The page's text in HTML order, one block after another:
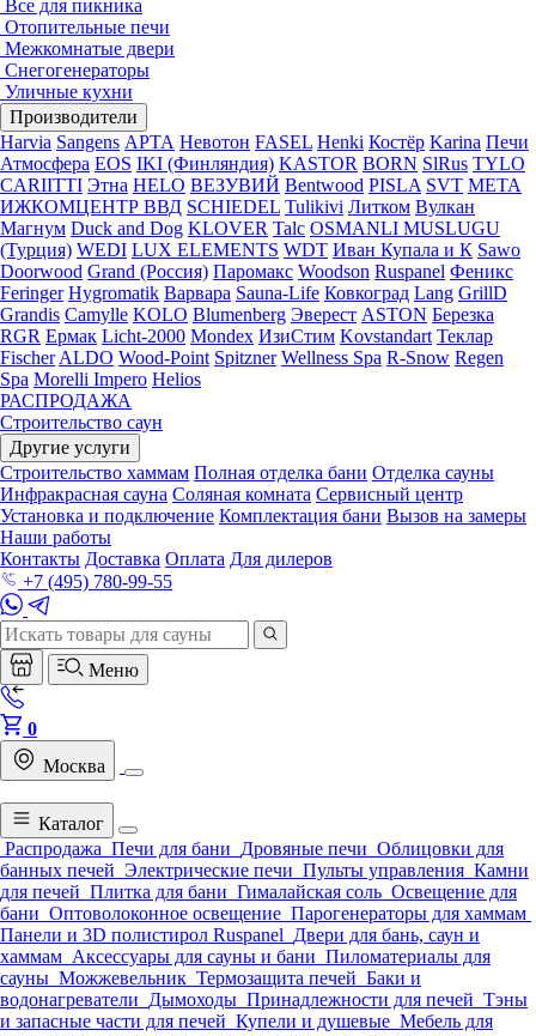
Все для пикника
Отопительные печи
Межкомнатые двери
Снегогенераторы
Уличные кухни
Производители
Harvia Sangens АРТА Невотон FASEL Henki Костёр Karina Печи
Атмосфера EOS IKI (Финляндия) KASTOR BORN SlRus TYLO
CARIITTI Этна HELO ВЕЗУВИЙ Bentwood PISLA SVT МЕТА
ИЖКОМЦЕНТР ВВД SCHIEDEL Tulikivi Литком Вулкан
Магнум Duck and Dog KLOVER Talc OSMANLI MUSLUGU
(Турция) WEDI LUX ELEMENTS WDT Иван Купала и К Sawo
Doorwood Grand (Россия) Паромакс Woodson Ruspanel Феникс
Feringer Hygromatik Варвара Sauna-Life Ковкоград Lang GrillD
Grandis Camylle KOLO Blumenberg Эверест ASTON Березка
RGR Ермак Licht-2000 Mondex ИзиСтим Kovstandart Теклар
Fischer ALDO Wood-Point Spitzner Wellness Spa R-Snow Regen
Spa Morelli Impero Helios
РАСПРОДАЖА
Строительство саун
Другие услуги
Строительство хаммам Полная отделка бани Отделка сауны
Инфракрасная сауна Соляная комната Сервисный центр
Установка и подключение Комплектация бани Вызов на замеры
Наши работы
Контакты Доставка Оплата Для дилеров
+7 (495) 780-99-55
Меню
0
Москва
Каталог
Распродажа Печи для бани Дровяные печи Облицовки для
банных печей Электрические печи Пульты управления Камни
для печей Плитка для бани Гималайская соль Освещение для
бани Оптоволоконное освещение Парогенераторы для хаммам
Панели и 3D полистирол Ruspanel Двери для бань, саун и
хаммам Аксессуары для сауны и бани Пиломатериалы для
сауны Можжевельник Термозащита печей Баки и
водонагреватели Дымоходы Принадлежности для печей Тэны
и запасные части для печей Купели и душевые Мебель для